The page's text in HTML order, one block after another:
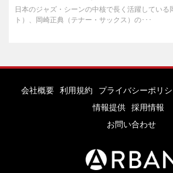
日本のジャズ・シーンの中核で長く活躍している
ト）、岡崎正典（テナー・サックス）の･･･
会社概要 利用規約 プライバシーポリ
情報提供
採用情報
お問い合わせ